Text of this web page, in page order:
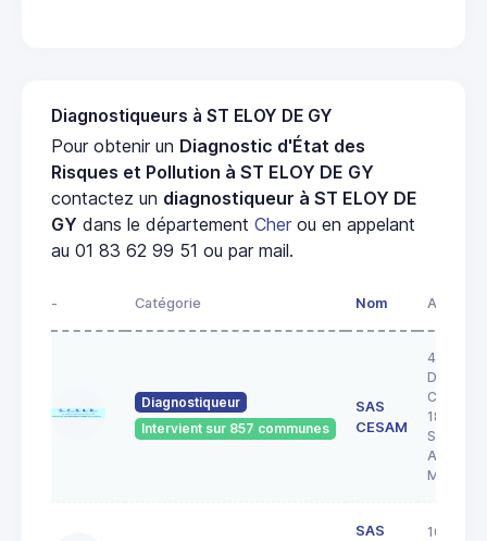
Diagnostiqueurs à ST ELOY DE GY
Pour obtenir un Diagnostic d'État des
Risques et Pollution à ST ELOY DE GY
contactez un diagnostiqueur à ST ELOY DE
GY dans le département Cher ou en appelant
au 01 83 62 99 51 ou par mail.
- Catégorie Nom Adresse
Diagnostiqueur
Intervient sur 857 communes
SAS
CESAM
43 RUE
COULON
18200
SAINT
AMAND
SAS
103 rue